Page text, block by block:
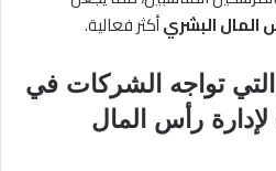
المال البشريأكثر فعالية.
تواجه الشركات في
رأس المال